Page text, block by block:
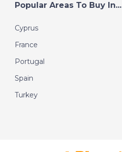
Popular Areas To Buy In...
Cyprus
France
Portugal
Spain
Turkey